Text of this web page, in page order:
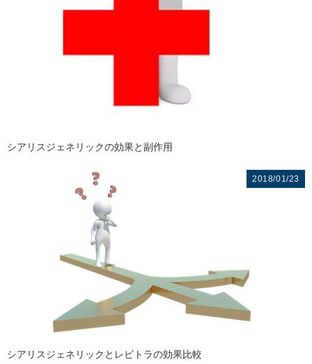
シアリスジェネリックの効果と副作用
2018/01/23
シアリスジェネリックとレビトラの効果比較